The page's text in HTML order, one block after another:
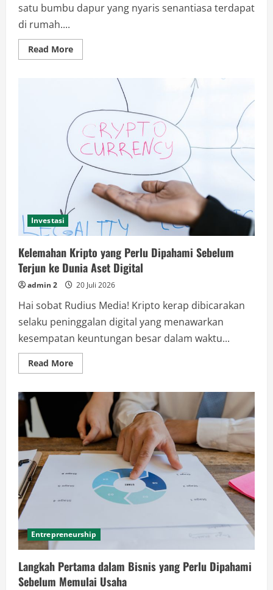
satu bumbu dapur yang nyaris senantiasa terdapat
di rumah....
Read MoreRead
more
Dapur
yang
Ternyata
Kaya
Khasiat
Investasi
Kelemahan Kripto yang Perlu Dipahami Sebelum
Terjun ke Dunia Aset Digital
admin 2 20 Juli 2026
Hai sobat Rudius Media! Kripto kerap dibicarakan
selaku peninggalan digital yang menawarkan
kesempatan keuntungan besar dalam waktu...
Read MoreRead
more
Kripto
yang
Perlu
Dipahami
Sebelum
Terjun
ke
Dunia
Digital
Entrepreneurship
Langkah Pertama dalam Bisnis yang Perlu Dipahami
Sebelum Memulai Usaha